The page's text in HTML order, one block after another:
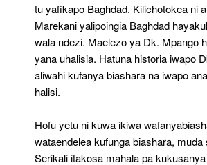
tu yafikapo Baghdad. Kilichotokea ni
Marekani yalipoingia Baghdad
wala ndezi. Maelezo ya Dk. Mpango
yana uhalisia. Hatuna historia iwapo
aliwahi kufanya biashara na iwapo
halisi.
Hofu yetu ni kuwa ikiwa
wataendelea kufunga biashara, muda
Serikali itakosa mahala pa